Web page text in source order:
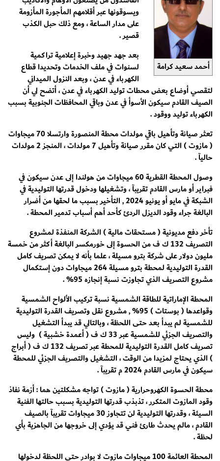
أحمد سعيد كرامة
ويسوقونها عبر أقلامهم المأجورة المأزومة
على مدار الساعة ، ومع ذلك حبل الكذب
قصير .
بعد جهد جهيد وخبرة إعلامية تراكمية
لسنوات في ملف الخدمات وتحديدا قطاع
الكهرباء في عدن ، وبعد النزول الميداني
لتقصي أوضاع بعض محطات توليد الكهرباء في عدن ، أتضح لي أن
الصيف القادم سيكون الأسوأ في عدن وباقي المحافظات الجنوبية بسبب
الكهرباء توليد ووقود .
تعثر صيانة وتأهيل باقي مولدات محطة المنصورة وارتسلا 70 ميجاوات
( مازوت ) التي كان مقرر صيانة وتأهيل 7 مولدات ، المنجز 2 مولدات
حاليآ .
وصول المحطة القطرية 60 ميجاوات من هولندا إلى عدن سيكون في
فبراير أو مارس القادم تقريبآ ، وتشغيلها ودخول قدرتها التوليدية في
الشبكة في مايو أو يونيو 2024 , التأخير بسبب ما لحقها من أضرار
البالغة جراء وقود الديزل الردئ كأحد أهم أسباب تدمير المحطة .
تأخر دفع مديونية ( مستحقات مالية ) الشركة المنفذة لمشروع
التصريف 132 ك ف من الحسوة إلى خورمكسر البالغة أكثر من خمسة
مليون دولار على شركة بترو مسيلة ، علما بأنه لا يمكن تصريف كامل
القدرة التوليدية لمحطة بترو مسيلة 264 ميجاوات دون إستكمال
مشروع التصريف الذي تجاوزت نسبة إنجازه 95% .
المحطة الإماراتية للطاقة الشمسية نسبة تركيب الألواح الشمسية
وقواعدها ( بوستات ) 95% , مشروع نقل وتصريف القدرة التوليدية
للشمسية لم يبدأ بعد حتى اللحظة ، وبالتالي قد يبدأ التشغيل
والتصريف الجزئي للشمسية عبر 33 ك ف ( أعمدة خشبية ) وليس
تصريف كامل القدرة التوليدية للمحطة عبر تصريف 132 ك ف ( أبراج
) الذي يحتاج لمزيدا من الوقت ، التشغيل والتصريف الجزئي للمحطة
سيكون في مارس القادم 2024 م تقريبآ .
محطة الحسوة الكهروحرارية ( مازوت ) تواجه مشكلتين هما : أزمة نفاذ
وقود المازوت المتكرر ، تذبذب قدرتها التوليدية بسبب حالتها الفنية
السيئة ، وقدرتها التوليدية لن تتجاوز 30 ميجاوات تقريبآ بالصيف
القادم ، مالم يحدث طارئ فني قد يؤدي إلى خروجها من الجاهزية بأي
لحظة .
المحطة العائمة 100 ميجاوات مازوت لا بوادر حتى اللحظة لدخولها